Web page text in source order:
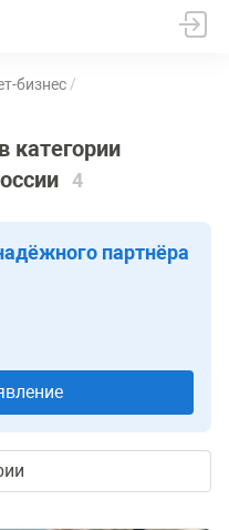
бизнес
категории
4
партнёра